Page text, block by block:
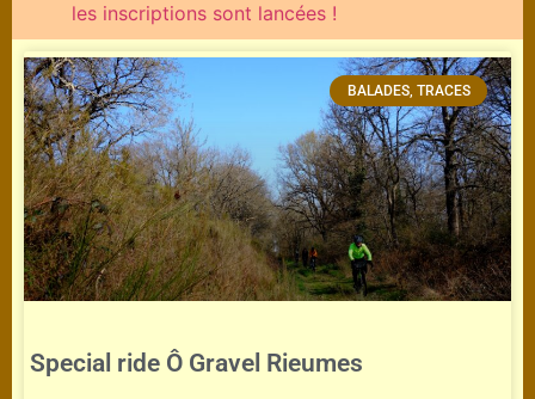
les inscriptions sont lancées !
BALADES, TRACES
Special ride Ô Gravel Rieumes